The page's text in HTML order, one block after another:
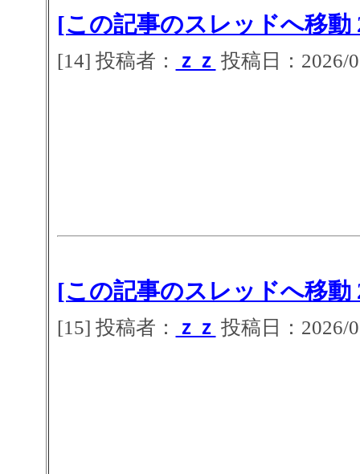
[この記事のスレッドへ移動
[14] 投稿者： ｚｚ 投稿日：2026/
[この記事のスレッドへ移動
[15] 投稿者： ｚｚ 投稿日：2026/